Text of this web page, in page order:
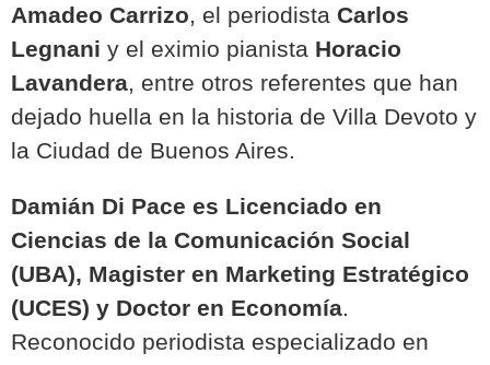
Amadeo Carrizo, el periodista Carlos
Legnani y el eximio pianista Horacio
Lavandera, entre otros referentes que han
dejado huella en la historia de Villa Devoto y
la Ciudad de Buenos Aires.
Damián Di Pace es Licenciado en
Ciencias de la Comunicación Social
(UBA), Magister en Marketing Estratégico
(UCES) y Doctor en Economía.
Reconocido periodista especializado en